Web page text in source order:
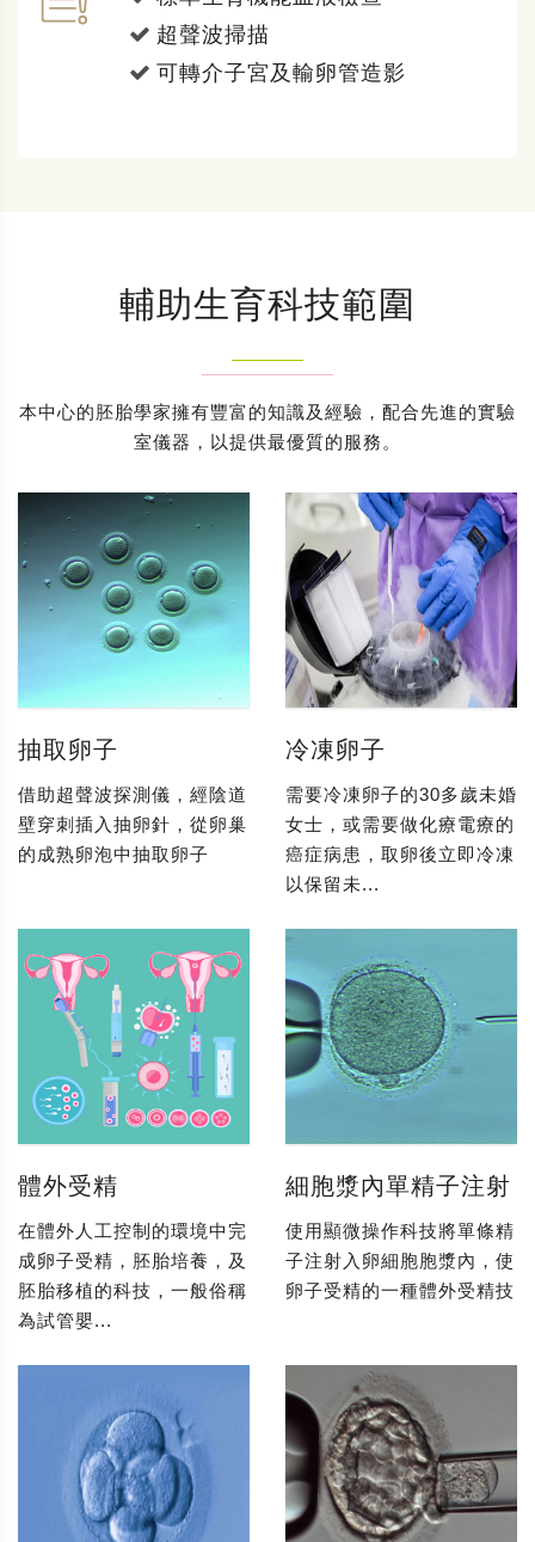
超聲波掃描
可轉介子宮及輸卵管造影
輔助生育科技範圍
本中心的胚胎學家擁有豐富的知識及經驗，配合先進的實驗
室儀器，以提供最優質的服務。
抽取卵子
借助超聲波探測儀，經陰道
壁穿刺插入抽卵針，從卵巢
的成熟卵泡中抽取卵子
冷凍卵子
需要冷凍卵子的30多歲未婚
女士，或需要做化療電療的
癌症病患，取卵後立即冷凍
以保留未...
體外受精
在體外人工控制的環境中完
成卵子受精，胚胎培養，及
胚胎移植的科技，一般俗稱
為試管嬰...
細胞漿內單精子注射
使用顯微操作科技將單條精
子注射入卵細胞胞漿內，使
卵子受精的一種體外受精技